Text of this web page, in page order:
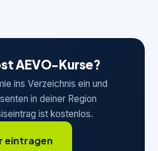
AEVO-Kurse?
ins Verzeichnis ein und
in deiner Region
ist kostenlos.
eintragen